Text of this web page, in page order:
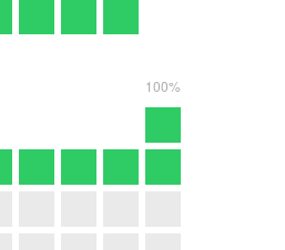
100%